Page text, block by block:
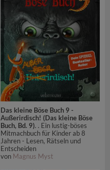
Das kleine Böse Buch 9 -
Außerirdisch! (Das kleine Böse
Buch, Bd. 9). . Ein lustig-böses
Mitmachbuch für Kinder ab 8
Jahren - Lesen, Rätseln und
Entscheiden
von Magnus Myst